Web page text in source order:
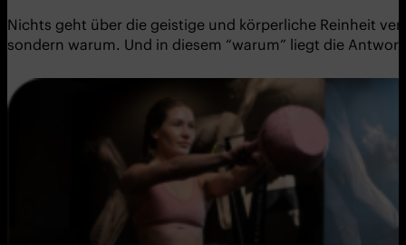
Nichts geht über die geistige und körperliche Reinheit
sondern warum. Und in diesem “warum” liegt die